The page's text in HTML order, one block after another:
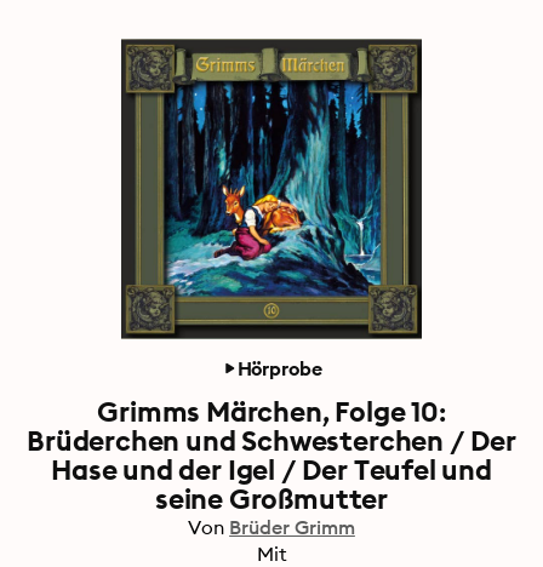
Hörprobe
Grimms Märchen, Folge 10:
Brüderchen und Schwesterchen / Der
Hase und der Igel / Der Teufel und
seine Großmutter
Von Brüder Grimm
Mit